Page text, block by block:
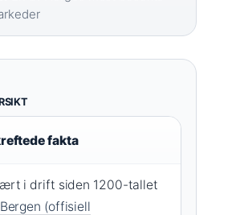
fakta
i drift siden 1200-tallet
(offisiell